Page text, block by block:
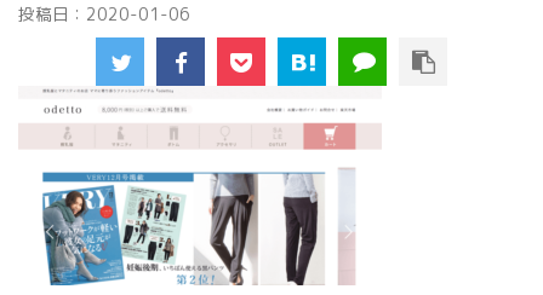
投稿日： 2020-01-06